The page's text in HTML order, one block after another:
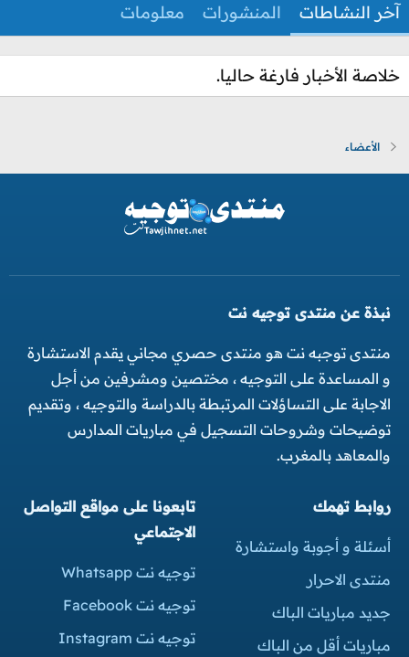
آخر النشاطات المنشورات معلومات
خلاصة الأخبار فارغة حاليا.
الأعضاء
نبذة عن منتدى توجيه نت
منتدى توجبه نت هو منتدى حصري مجاني يقدم الاستشارة
و المساعدة على التوجيه ، مختصين ومشرفين من أجل
الاجابة على التساؤلات المرتبطة بالدراسة والتوجيه ، وتقديم
توضيحات وشروحات التسجيل في مباريات المدارس
والمعاهد بالمغرب.
روابط تهمك
أسئلة و أجوبة واستشارة
منتدى الاحرار
جديد مباريات الباك
مباريات أقل من الباك
تابعونا على مواقع التواصل
الاجتماعي
توجيه نت Whatsapp
توجيه نت Facebook
توجيه نت Instagram